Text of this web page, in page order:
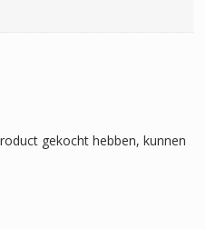
gekocht hebben, kunnen